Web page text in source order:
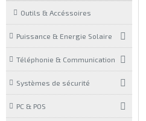
Outils & Accéssoires
Puissance & Energie Solaire
Téléphonie & Communication
Systèmes de sécurité
PC & POS